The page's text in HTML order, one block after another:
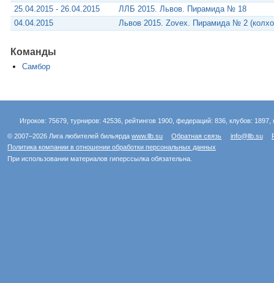
25.04.2015 - 26.04.2015
ЛЛБ 2015. Львов. Пирамида № 18
04.04.2015
Львов 2015. Zovex. Пирамида № 2
Команды
Самбор
Игроков: 75679, турниров: 42536, рейтингов 1900, федераций: 836, клубов:
© 2007–2026 Лига любителей бильярдаwww.llb.su Обратная связь info@llb.su
Политика компании в отношении обработки персональных данных
При использовании материалов гиперссылка обязательна.